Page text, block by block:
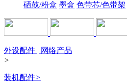
硒鼓/粉盒 墨盒 色带芯/色带架
外设配件 | 网络产品
>
装机配件>